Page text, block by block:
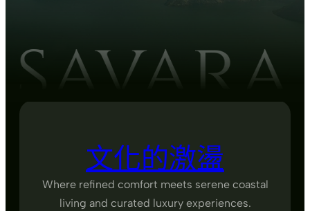
文化的激盪
Where refined comfort meets serene coastal
living and curated luxury experiences.